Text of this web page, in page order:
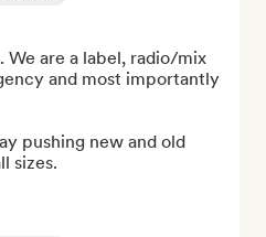
We are a label, radio/mix
and most importantly
pushing new and old
sizes.